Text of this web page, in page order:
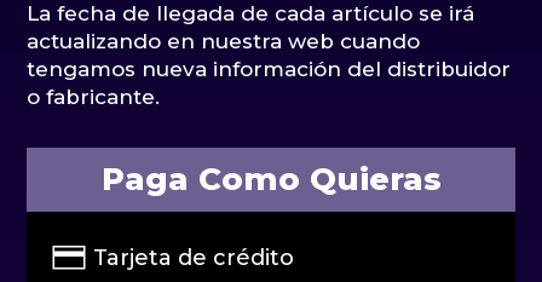
La fecha de llegada de cada artículo se irá
actualizando en nuestra web cuando
tengamos nueva información del distribuidor
o fabricante.
Paga Como Quieras
Tarjeta de crédito